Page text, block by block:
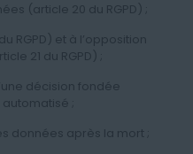
(article 20 du RGPD) ;
RGPD) et à l’opposition
21 du RGPD) ;
décision fondée
;
données après la mort ;